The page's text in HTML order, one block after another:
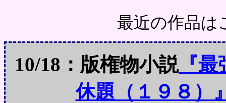
最近の作品は
10/18：版権物小説『最
休題（１９８）